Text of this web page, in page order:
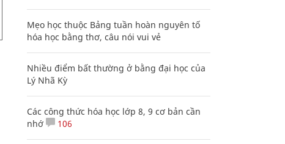
Mẹo học thuộc Bảng tuần hoàn nguyên tố
hóa học bằng thơ, câu nói vui vẻ
Nhiều điểm bất thường ở bằng đại học của
Lý Nhã Kỳ
Các công thức hóa học lớp 8, 9 cơ bản cần
nhớ
106